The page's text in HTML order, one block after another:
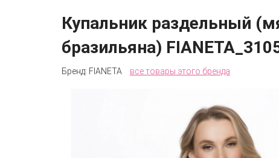
Купальник раздельный
бразильяна)
Бренд: FIANETA все товары этого бренда